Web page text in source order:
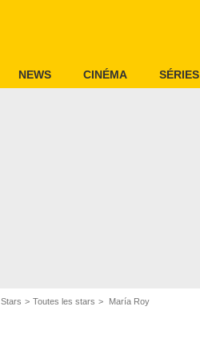
NEWS CINÉMA SÉRIES
Stars Toutes les stars María Roy